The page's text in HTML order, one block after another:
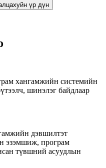
үр дүн
хангамжийн системийн
шинэлэг байдлаар
дэвшилтэт
эзэмшиж, програм
түвшний асуудлын